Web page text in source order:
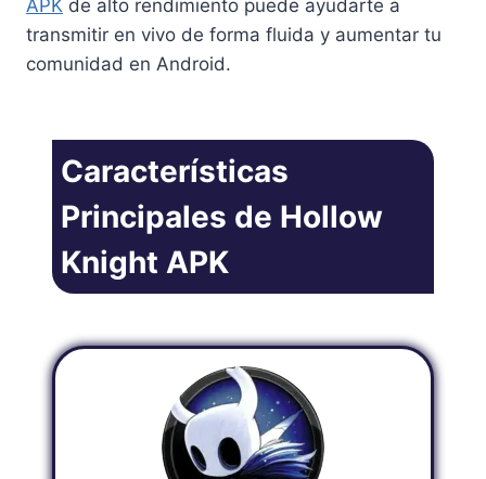
APK de alto rendimiento puede ayudarte a
transmitir en vivo de forma fluida y aumentar tu
comunidad en Android.
Características
Principales de Hollow
Knight APK